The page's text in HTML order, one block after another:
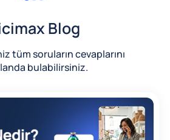
Blog
tüm soruların cevaplarını
bulabilirsiniz.